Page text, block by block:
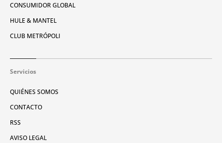
CONSUMIDOR GLOBAL
HULE & MANTEL
CLUB METRÓPOLI
Servicios
QUIÉNES SOMOS
CONTACTO
RSS
AVISO LEGAL